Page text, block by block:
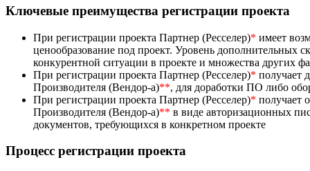
Ключевые преимущества регистрации проекта
При регистрации проекта Партнер (Ресселер)* имеет
ценообразование под проект. Уровень дополнительных
конкурентной ситуации в проекте и множества других
При регистрации проекта Партнер (Ресселер)* получает
Производителя (Вендор-а)**, для доработки ПО либо
При регистрации проекта Партнер (Ресселер)* получает
Производителя (Вендор-а)** в виде авторизационных
документов, требующихся в конкретном проекте
Процесс регистрации проекта